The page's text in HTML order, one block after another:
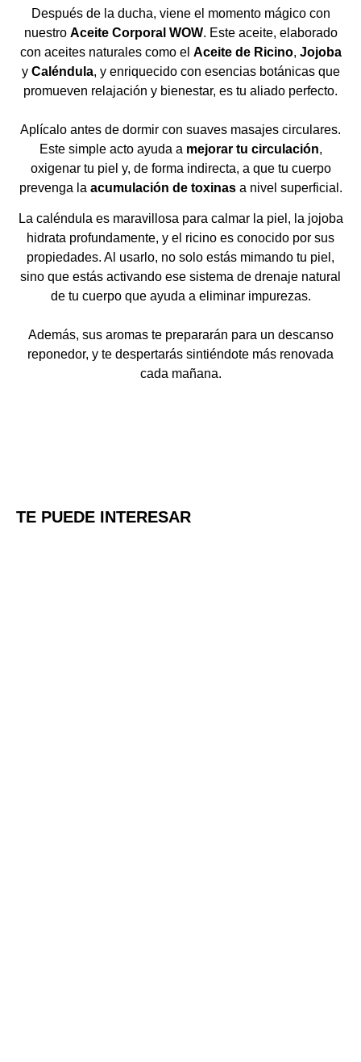
Después de la ducha, viene el momento mágico con
nuestro Aceite Corporal WOW. Este aceite, elaborado
con aceites naturales como el Aceite de Ricino, Jojoba
y Caléndula, y enriquecido con esencias botánicas que
promueven relajación y bienestar, es tu aliado perfecto.
Aplícalo antes de dormir con suaves masajes circulares.
Este simple acto ayuda a mejorar tu circulación,
oxigenar tu piel y, de forma indirecta, a que tu cuerpo
prevenga la acumulación de toxinasa nivel superficial.
La caléndula es maravillosa para calmar la piel, la jojoba
hidrata profundamente, y el ricino es conocido por sus
propiedades. Al usarlo, no solo estás mimando tu piel,
sino que estás activando ese sistema de drenaje natural
de tu cuerpo que ayuda a eliminar impurezas.
Además, sus aromas te prepararán para un descanso
reponedor, y te despertarás sintiéndote más renovada
cada mañana.
TE PUEDE INTERESAR